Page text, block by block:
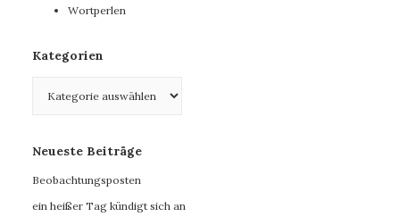
Wortperlen
Kategorien
Neueste Beiträge
Beobachtungsposten
ein heißer Tag kündigt sich an